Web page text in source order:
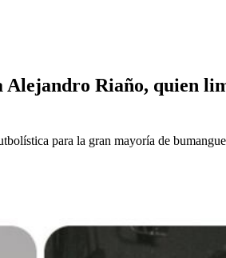
Riaño, quien
para la gran mayoría de